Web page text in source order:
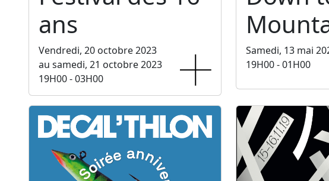
ans
Vendredi, 20 octobre 2023
au samedi, 21 octobre 2023
19H00 - 03H00
Samedi, 13 mai
19H00 - 01H00